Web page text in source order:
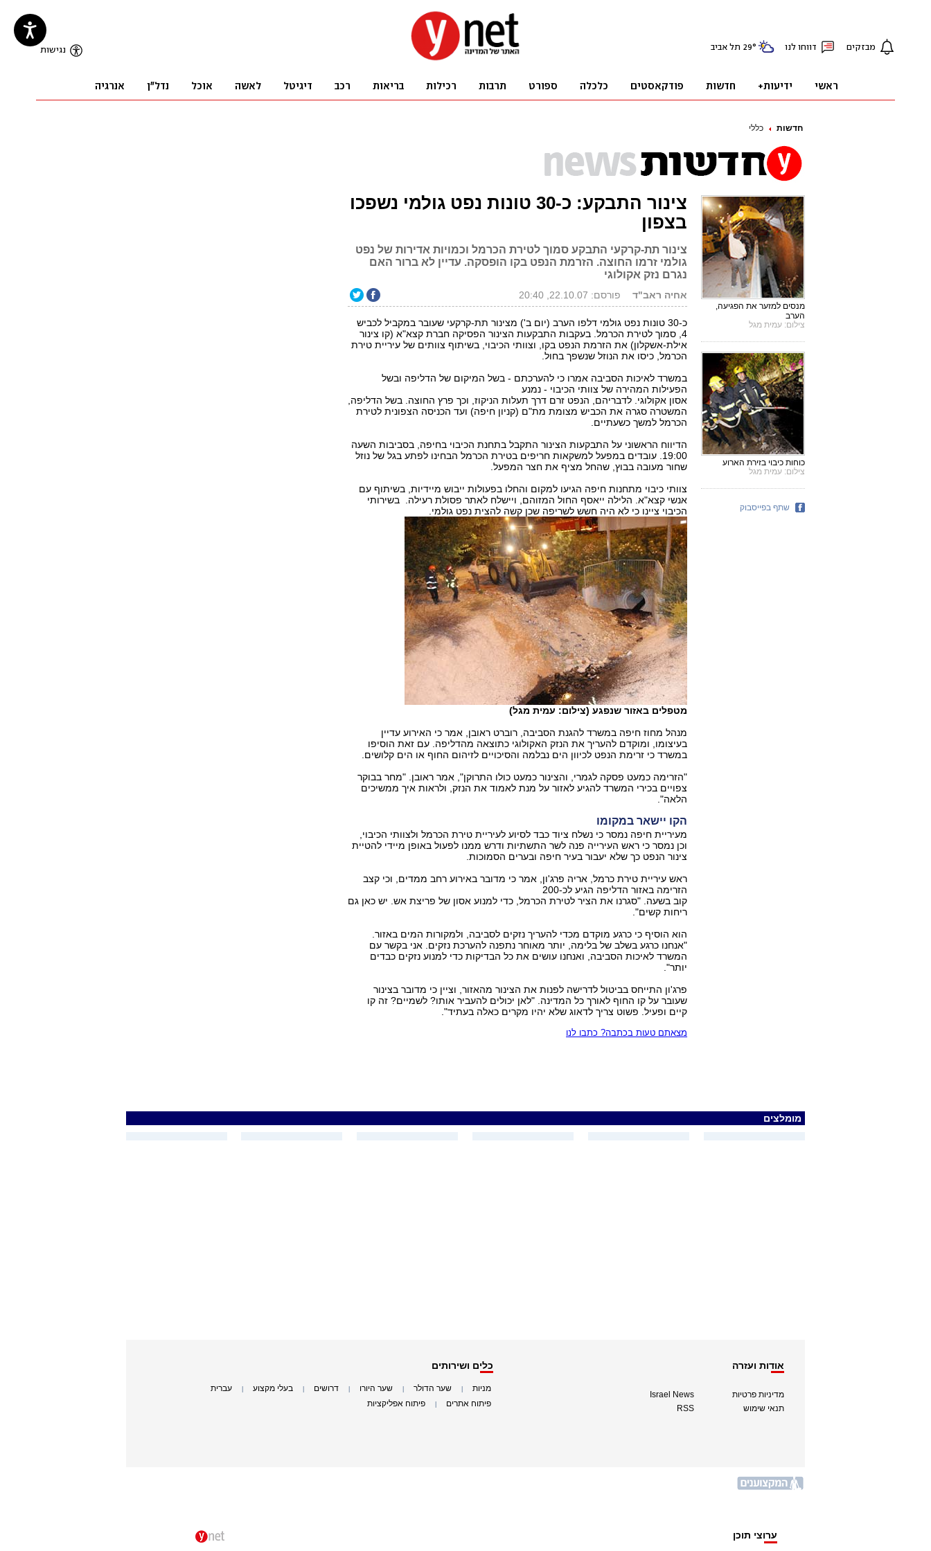
חדשות כללי
צינור התבקע: כ-30 טונות נפט גולמי נשפכו
בצפון
צינור תת-קרקעי התבקע סמוך לטירת הכרמל וכמויות אדירות של נפט
גולמי זרמו החוצה. הזרמת הנפט בקו הופסקה. עדיין לא ברור האם
נגרם נזק אקולוגי
אחיה ראב"ד פורסם: 22.10.07, 20:40
כ-30 טונות נפט גולמי דלפו הערב (יום ב') מצינור תת-קרקעי שעובר במקביל לכביש
4, סמוך לטירת הכרמל. בעקבות התבקעות הצינור הפסיקה חברת קצא"א (קו צינור
אילת-אשקלון) את הזרמת הנפט בקו, וצוותי הכיבוי, בשיתוף צוותים של עיריית טירת
הכרמל, כיסו את הנוזל שנשפך בחול.
במשרד לאיכות הסביבה אמרו כי להערכתם - בשל המיקום של הדליפה ובשל
הפעילות המהירה של צוותי הכיבוי - נמנע
אסון אקולוגי. לדבריהם, הנפט זרם דרך תעלות הניקוז, וכך פרץ החוצה. בשל הדליפה,
המשטרה סגרה את הכביש מצומת מת"ם (קניון חיפה) ועד הכניסה הצפונית לטירת
הכרמל למשך כשעתיים.
הדיווח הראשוני על התבקעות הצינור התקבל בתחנת הכיבוי בחיפה, בסביבות השעה
19:00. עובדים במפעל למשקאות חריפים בטירת הכרמל הבחינו לפתע בגל של נוזל
שחור מעובה בבוץ, שהחל מציף את חצר המפעל.
צוותי כיבוי מתחנות חיפה הגיעו למקום והחלו בפעולות ייבוש מיידיות, בשיתוף עם
אנשי קצא"א. הלילה ייאסף החול המזוהם, ויישלח לאתר פסולת רעילה. בשירותי
הכיבוי ציינו כי לא היה חשש לשריפה שכן קשה להצית נפט גולמי.
מטפלים באזור שנפגע (צילום: עמית מגל)
מנהל מחוז חיפה במשרד להגנת הסביבה, רוברט ראובן, אמר כי האירוע עדיין
בעיצומו, ומוקדם להעריך את הנזק האקולוגי כתוצאה מהדליפה. עם זאת הוסיפו
במשרד כי זרימת הנפט לכיוון הים נבלמה והסיכויים לזיהום החוף או הים קלושים.
"הזרימה כמעט פסקה לגמרי, והצינור כמעט כולו התרוקן", אמר ראובן. "מחר בבוקר
צפויים בכירי המשרד להגיע לאזור על מנת לאמוד את הנזק, ולראות איך ממשיכים
הלאה".
הקו יישאר במקומו
מעיריית חיפה נמסר כי נשלח ציוד כבד לסיוע לעיריית טירת הכרמל ולצוותי הכיבוי,
וכן נמסר כי ראש העירייה פנה לשר התשתיות ודרש ממנו לפעול באופן מיידי להטיית
צינור הנפט כך שלא יעבור בעיר חיפה ובערים הסמוכות.
ראש עיריית טירת כרמל, אריה פרג'ון, אמר כי מדובר באירוע רחב ממדים, וכי קצב
הזרימה באזור הדליפה הגיע לכ-200
קוב בשעה. "סגרנו את הציר לטירת הכרמל, כדי למנוע אסון של פריצת אש. יש כאן גם
ריחות קשים".
הוא הוסיף כי כרגע מוקדם מכדי להעריך נזקים לסביבה, ולמקורות המים באזור.
"אנחנו כרגע בשלב של בלימה, יותר מאוחר נתפנה להערכת נזקים. אני בקשר עם
המשרד לאיכות הסביבה, ואנחנו עושים את כל הבדיקות כדי למנוע נזקים כבדים
יותר".
פרג'ון התייחס בביטול לדרישה לפנות את הצינור מהאזור, וציין כי מדובר בצינור
שעובר על קו החוף לאורך כל המדינה. "לאן יכולים להעביר אותו? לשמיים? זה קו
קיים ופעיל. פשוט צריך לדאוג שלא יהיו מקרים כאלה בעתיד".
מצאתם טעות בכתבה? כתבו לנו
מנסים למזער את הפגיעה,
הערב
צילום: עמית מגל
כוחות כיבוי בזירת הארוע
צילום: עמית מגל
שתף בפייסבוק
מומלצים
אודות ועזרה
מדיניות פרטיות
תנאי שימוש
Israel News
RSS
כלים ושירותים
מניות שער הדולר שער היורו דרושים בעלי מקצוע עברית
פיתוח אתרים פיתוח אפליקציות
ערוצי תוכן